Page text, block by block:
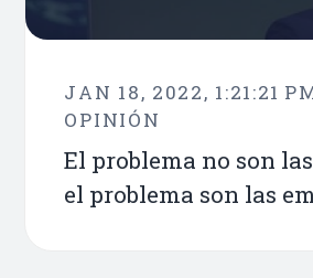
JAN 18, 2022, 1:21:21
OPINIÓN
El problema no son
el problema son las